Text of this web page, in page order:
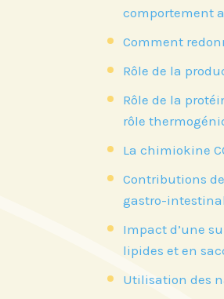
comportement
Comment
Rôle de la
Rôle de la
rôle
La chimiokine
Contributions
gastro-
Impact d’une
lipides et en
Utilisation des